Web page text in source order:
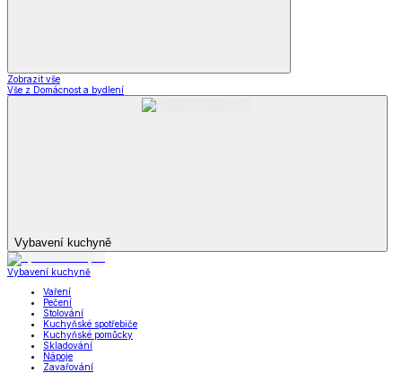
Zobrazit vše
Vše z Domácnost a bydlení
Vybavení kuchyně
Vybavení kuchyně
Vaření
Pečení
Stolování
Kuchyňské spotřebiče
Kuchyňské pomůcky
Skladování
Nápoje
Zavařování